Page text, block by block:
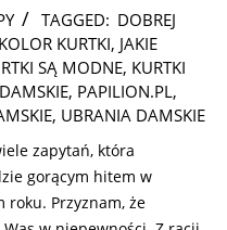
TAGGED: DOBREJ
KURTKI, JAKIE
SĄ MODNE, KURTKI
, PAPILION.PL,
, UBRANIA DAMSKIE
zapytań, która
gorącym hitem w
Przyznam, że